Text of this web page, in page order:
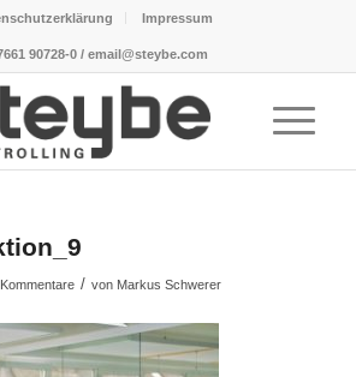
Impressum
90728-0 / email@steybe.com
/ von Markus Schwerer